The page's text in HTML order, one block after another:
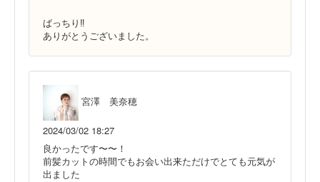
ばっちり‼️
ありがとうございました。
宮澤 美奈穂
2024/03/02 18:27
良かったです〜〜！
前髪カットの時間でもお会い出来ただけでとても元気が
出ました